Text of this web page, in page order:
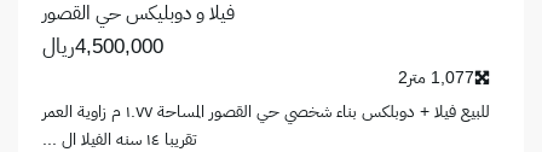
فيلا و دوبليكس حي القصور
4,500,000ريال
1,077 متر2
للبيع فيلا + دوبلكس بناء شخصي حي القصور المساحة ١.٧٧ م زاوية العمر
تقريبا ١٤ سنه الفيلا ال